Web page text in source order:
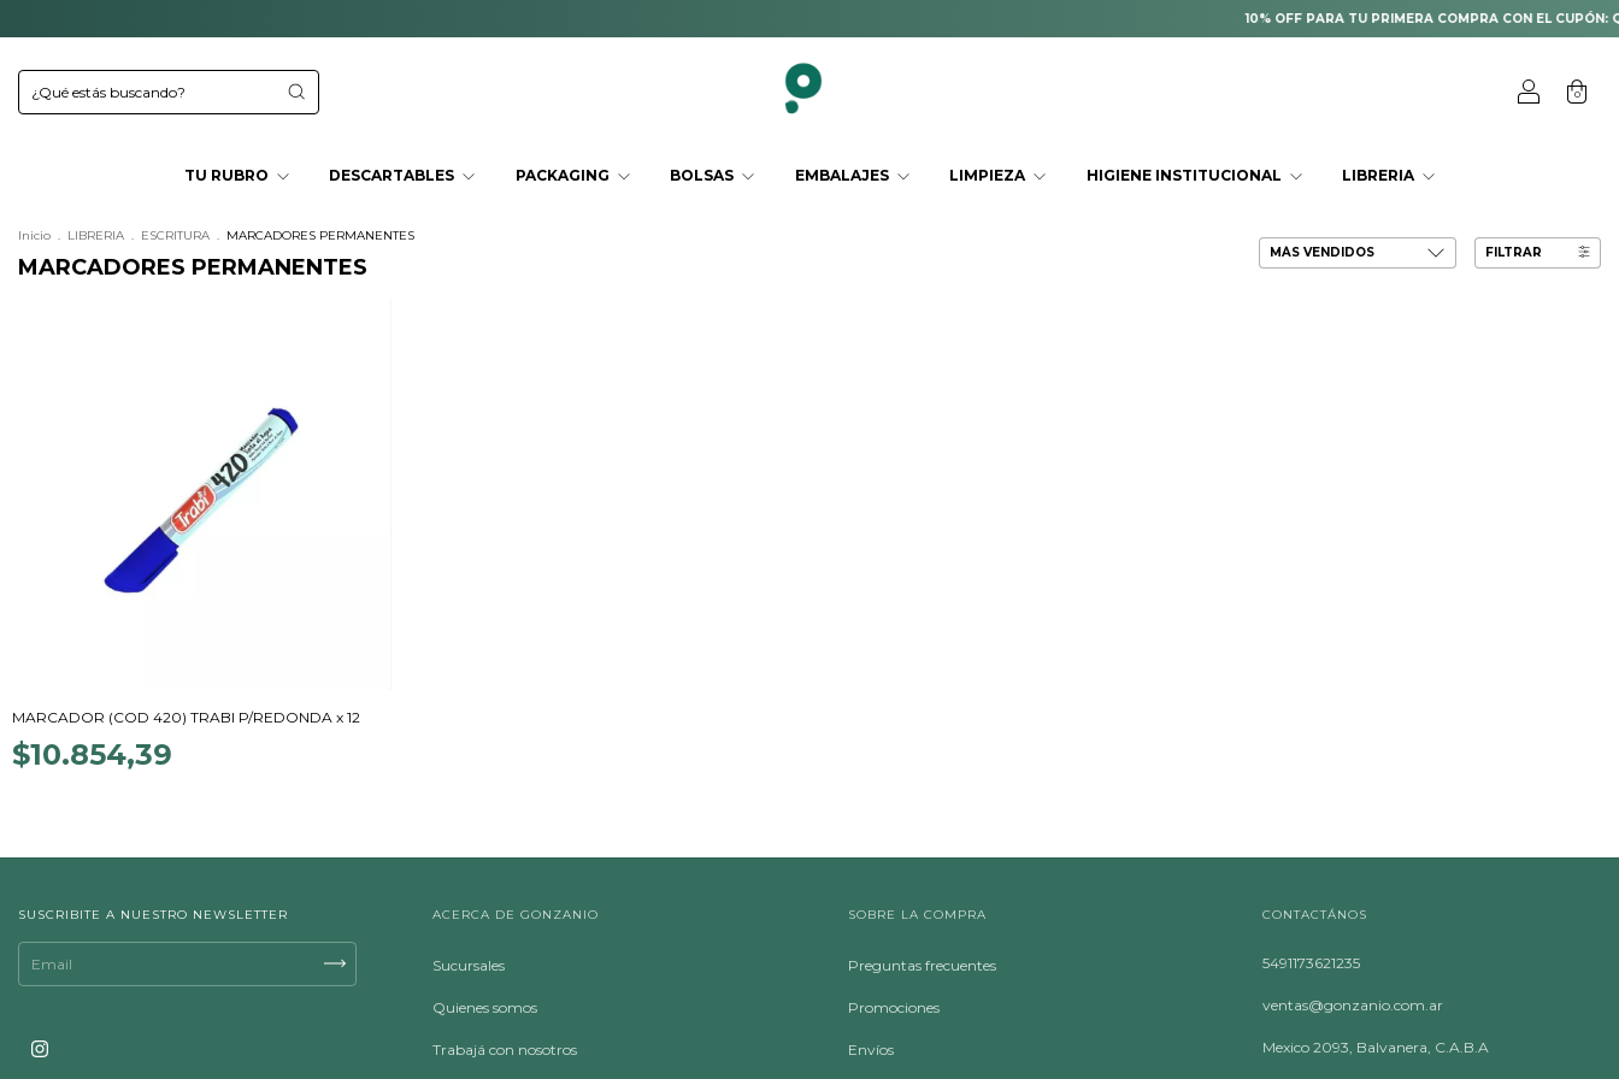
10% OFF PARA TU PRIMERA COMPRA CON EL CUPÓN:
0
TU RUBRO DESCARTABLES PACKAGING BOLSAS EMBALAJES LIMPIEZA HIGIENE INSTITUCIONAL LIBRERIA
Inicio . LIBRERIA . ESCRITURA . MARCADORES PERMANENTES
MARCADORES PERMANENTES
FILTRAR
MARCADOR (COD 420) TRABI P/REDONDA x 12
$10.854,39
SUSCRIBITE A NUESTRO NEWSLETTER ACERCA DE GONZANIO
Sucursales
Quienes somos
Trabajá con nosotros
SOBRE LA COMPRA
Preguntas frecuentes
Promociones
Envíos
CONTACTÁNOS
5491173621235
ventas@gonzanio.com.ar
Mexico 2093, Balvanera, C.A.B.A